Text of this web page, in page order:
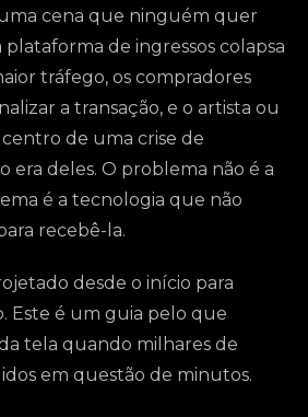
cena que ninguém quer
de ingressos colapsa
tráfego, os compradores
a transação, e o artista ou
de uma crise de
era deles. O problema não é a
é a tecnologia que não
recebê-la.
desde o início para
Este é um guia pelo que
tela quando milhares de
em questão de minutos.